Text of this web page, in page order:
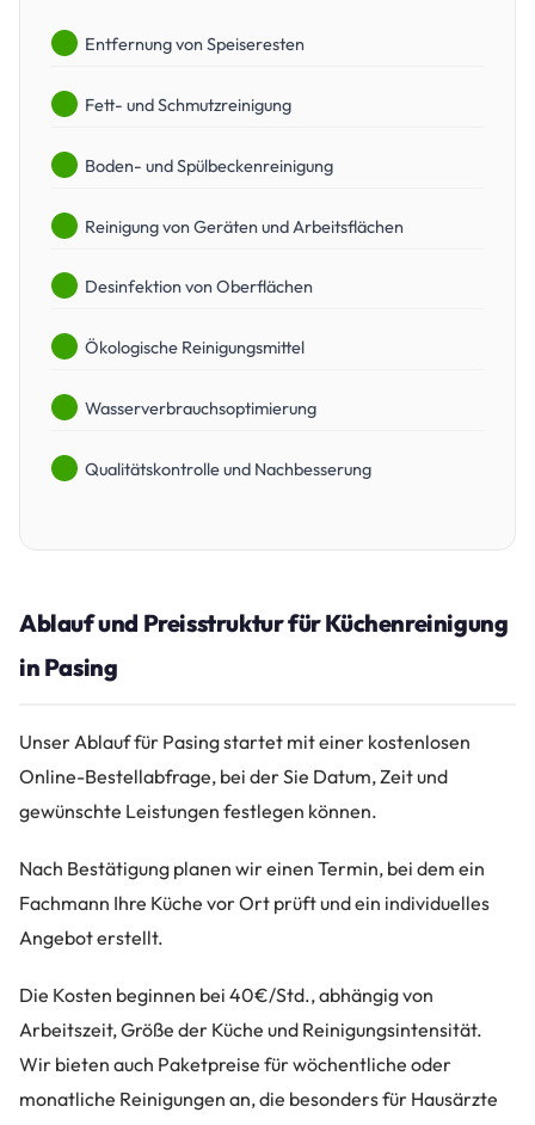
Entfernung von Speiseresten
Fett- und Schmutzreinigung
Boden- und Spülbeckenreinigung
Reinigung von Geräten und Arbeitsflächen
Desinfektion von Oberflächen
Ökologische Reinigungsmittel
Wasserverbrauchsoptimierung
Qualitätskontrolle und Nachbesserung
Ablauf und Preisstruktur für Küchenreinigung
in Pasing
Unser Ablauf für Pasing startet mit einer kostenlosen
Online-Bestellabfrage, bei der Sie Datum, Zeit und
gewünschte Leistungen festlegen können.
Nach Bestätigung planen wir einen Termin, bei dem ein
Fachmann Ihre Küche vor Ort prüft und ein individuelles
Angebot erstellt.
Die Kosten beginnen bei 40€/Std., abhängig von
Arbeitszeit, Größe der Küche und Reinigungsintensität.
Wir bieten auch Paketpreise für wöchentliche oder
monatliche Reinigungen an, die besonders für Hausärzte